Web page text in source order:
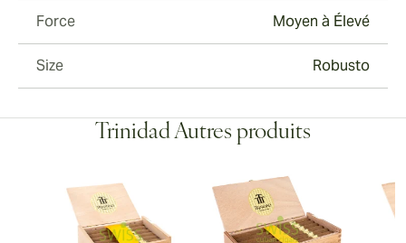
Force Moyen à Élevé
Size Robusto
Trinidad Autres produits